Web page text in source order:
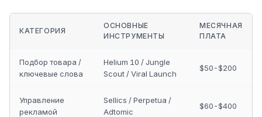
КАТЕГОРИЯ
ОСНОВНЫЕ
ИНСТРУМЕНТЫ
МЕСЯЧНАЯ
ПЛАТА
Подбор товара /
ключевые слова
Helium 10 / Jungle
Scout / Viral Launch
$50-$200
Управление
рекламой
Sellics / Perpetua /
Adtomic
$60-$400